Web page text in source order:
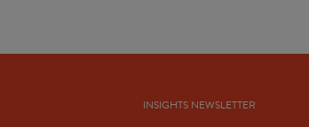
INSIGHTS NEWSLETTER